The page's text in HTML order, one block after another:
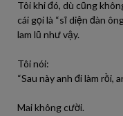
Tôi khi đó, dù cũng
cái gọi là “sĩ diện đàn
lam lũ như vậy.
Tôi nói:
“Sau này anh đi làm rồi,
Mai không cười.